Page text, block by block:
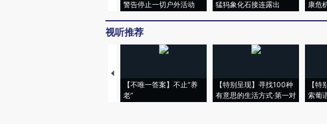
警告停止一切户外活动
猛犸象化石接连露出
康危
视听推荐
【不唯一答案】不止“养
老”
【特别呈现】寻找100种
有意思的生活方式·第一对
【
索葡